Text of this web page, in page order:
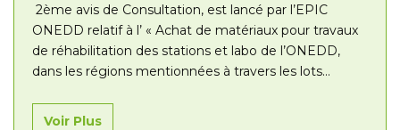
2ème avis de Consultation, est lancé par l’EPIC
ONEDD relatif à l’ « Achat de matériaux pour travaux
de réhabilitation des stations et labo de l’ONEDD,
dans les régions mentionnées à travers les lots
Lot N°02 : Région ouest (Oran /Mostaganem) ;– Lot
Voir Plus